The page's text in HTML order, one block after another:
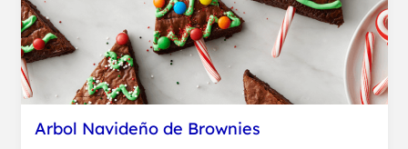
Arbol Navideño de Brownies